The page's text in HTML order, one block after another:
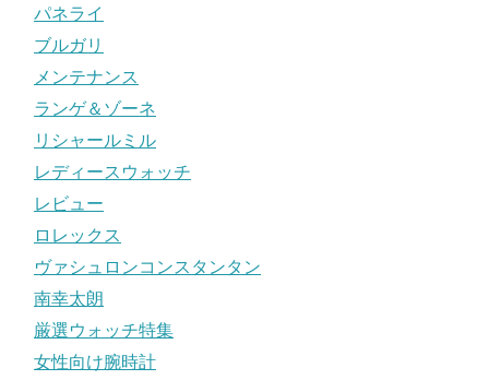
パネライ
ブルガリ
メンテナンス
ランゲ＆ゾーネ
リシャールミル
レディースウォッチ
レビュー
ロレックス
ヴァシュロンコンスタンタン
南幸太朗
厳選ウォッチ特集
女性向け腕時計